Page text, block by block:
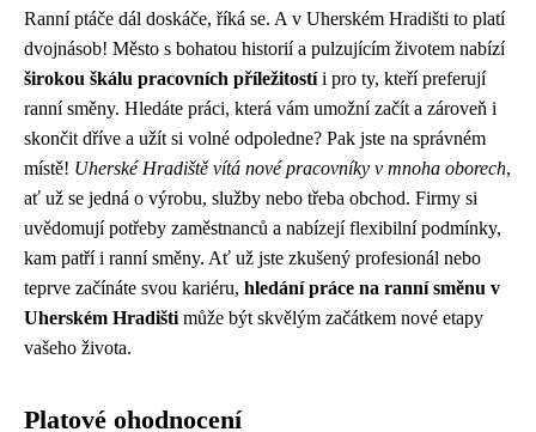
Ranní ptáče dál doskáče, říká se. A v Uherském Hradišti to platí
dvojnásob! Město s bohatou historií a pulzujícím životem nabízí
širokou škálu pracovních příležitostíi pro ty, kteří preferují
ranní směny. Hledáte práci, která vám umožní začít a zároveň i
skončit dříve a užít si volné odpoledne? Pak jste na správném
místě! Uherské Hradiště vítá nové pracovníky v mnoha oborech,
ať už se jedná o výrobu, služby nebo třeba obchod. Firmy si
uvědomují potřeby zaměstnanců a nabízejí flexibilní podmínky,
kam patří i ranní směny. Ať už jste zkušený profesionál nebo
teprve začínáte svou kariéru, hledání práce na ranní směnu v
Uherském Hradišti může být skvělým začátkem nové etapy
vašeho života.
Platové ohodnocení